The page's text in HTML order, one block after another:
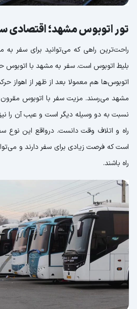
تور اتوبوس مشهد؛ اقتصادی
راحت‌ترین راهی که می‌توانید برای سفر به
اتوبوس‌ها هم معمولا بعد از ظهر از اهواز
مشهد می‌رسند. مزیت سفر با اتوبوس
نسبت به دو وسیله دیگر است و عیب آن را
راه و اتلاف وقت دانست. درواقع این نوع
است که فرصت زیادی برای سفر دارند و
راه باشند.